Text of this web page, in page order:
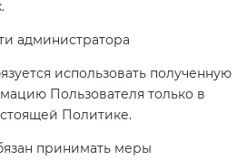
администратора
использовать полученную
Пользователя только в
Политике.
принимать меры